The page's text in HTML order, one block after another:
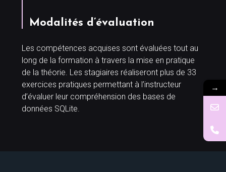
Modalités d’évaluation
Les compétences acquises sont évaluées tout au
long de la formation à travers la mise en pratique
de la théorie. Les stagiaires réaliseront plus de 33
exercices pratiques permettant à l’instructeur
d’évaluer leur compréhension des bases de
données SQLite.
→